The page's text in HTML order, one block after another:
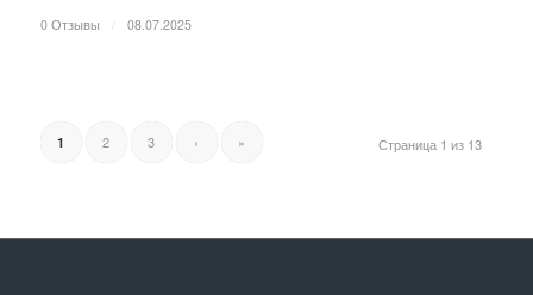
0 Отзывы 08.07.2025
Страница 1 из 13
1 2 3 › »